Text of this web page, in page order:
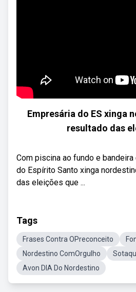
Empresária do ES xinga
resultado das
Com piscina ao fundo e
do Espírito Santo xinga
das eleições que ...
Tags
Frases Contra OPreconceito
Nordestino ComOrgulho
Avon DIA Do Nordestino